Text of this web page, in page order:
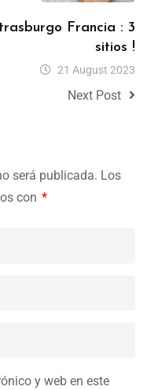
Francia : 3
sitios !
21 August 2023
Next Post
será publicada. Los
con *
y web en este